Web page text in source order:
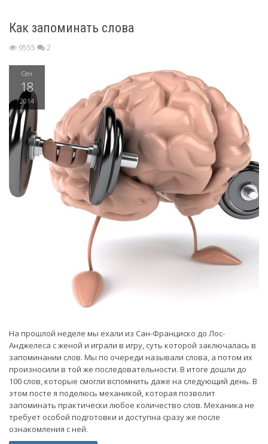
Как запоминать слова
9555 2
Сен
18
2014
На прошлой неделе мы ехали из Сан-Франциско до Лос-
Анджелеса с женой и играли в игру, суть которой заключалась в
запоминании слов. Мы по очереди называли слова, а потом их
произносили в той же последовательности. В итоге дошли до
100 слов, которые смогли вспомнить даже на следующий день. В
этом посте я поделюсь механикой, которая позволит
запоминать практически любое количество слов. Механика не
требует особой подготовки и доступна сразу же после
ознакомления с ней.